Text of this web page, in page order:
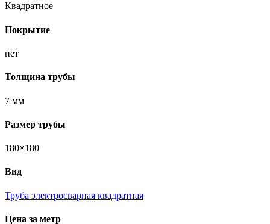
Квадратное
Покрытие
нет
Толщина трубы
7 мм
Размер трубы
180×180
Вид
Труба электросварная квадратная
Цена за метр